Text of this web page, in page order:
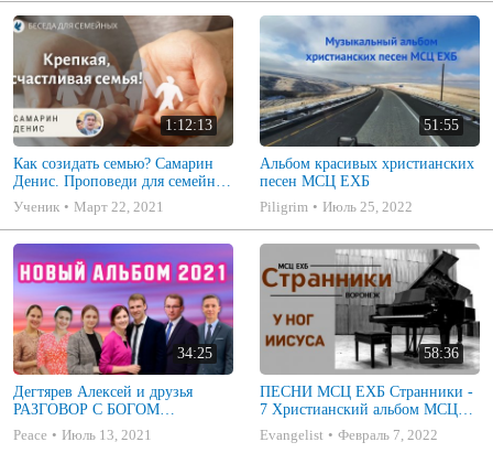
1:12:13
Как созидать семью? Самарин
Денис. Проповеди для семейных
МСЦ ЕХБ
Ученик Март 22, 2021
51:55
Альбом красивых христианских
песен МСЦ ЕХБ
Piligrim
Июль 25, 2022
34:25
Дегтярев Алексей и друзья
РАЗГОВОР С БОГОМ
Христианские песни МСЦ ЕХБ
2021 (7я)
Peace Июль 13, 2021
58:36
ПЕСНИ МСЦ ЕХБ Странники -
7 Христианский альбом МСЦ
ЕХБ
Evangelist Февраль 7, 2022